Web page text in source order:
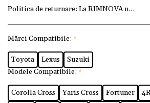
Politica de returnare: La RIMNOVA
Mărci Compatibile: *
Toyota Lexus
Suzuki
Modele Compatibile: *
Corolla Cross Yaris Cross Fortuner